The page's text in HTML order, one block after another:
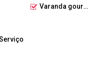
Varanda gourmet